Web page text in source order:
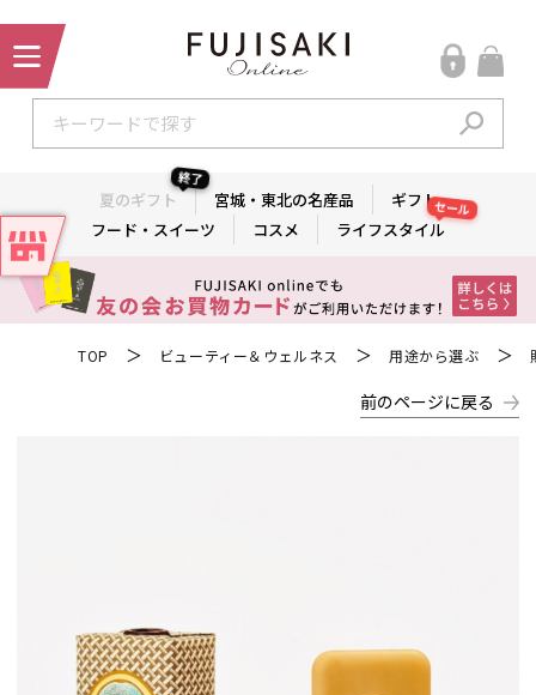
夏のギフト
終了
宮城・東北の名産品
ギフト
フード・スイーツ
コスメ ライフスタイル
セール
TOP ＞ ビューティー＆ウェルネス ＞ 用途から選ぶ ＞
前のページに戻る